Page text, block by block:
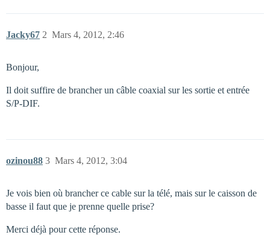
Jacky67 Mars 4, 2012, 2:46
2
Bonjour,
Il doit suffire de brancher un câble coaxial sur les sortie et entrée
S/P-DIF.
ozinou88 Mars 4, 2012, 3:04
3
Je vois bien où brancher ce cable sur la télé, mais sur le caisson de
basse il faut que je prenne quelle prise?
Merci déjà pour cette réponse.